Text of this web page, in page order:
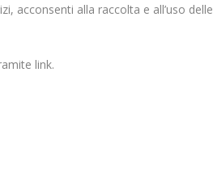
acconsenti alla raccolta e all’uso delle
link.